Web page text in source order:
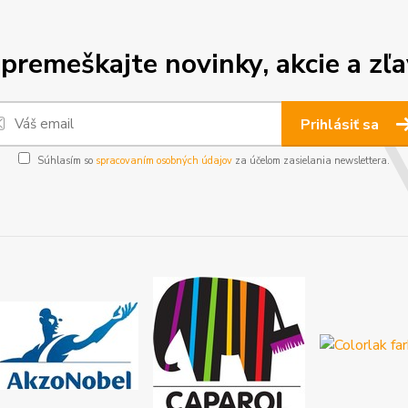
novinky, akcie a
Prihlásiť sa
Súhlasím so spracovaním osobných údajov za účelom zasielania newslettera.